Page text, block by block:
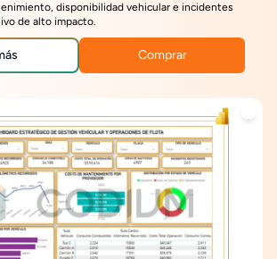
disponibilidad vehicular e incidentes
de alto impacto.
Comprar